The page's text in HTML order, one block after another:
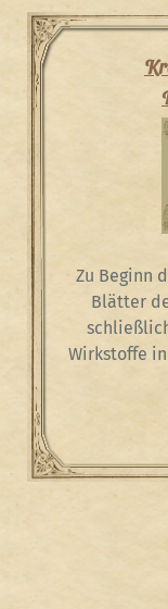
Zu Beginn
Blätter
Wirkstoffe